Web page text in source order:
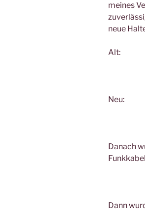
meines
neue
Alt:
Neu:
Danach
Dann